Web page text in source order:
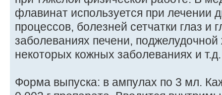
флавинат используется при лечении
процессов, болезней сетчатки глаз и
заболеваниях печени,
некоторых кожных заболеваниях и т.д.
Форма выпуска: в ампулах по 3 мл.